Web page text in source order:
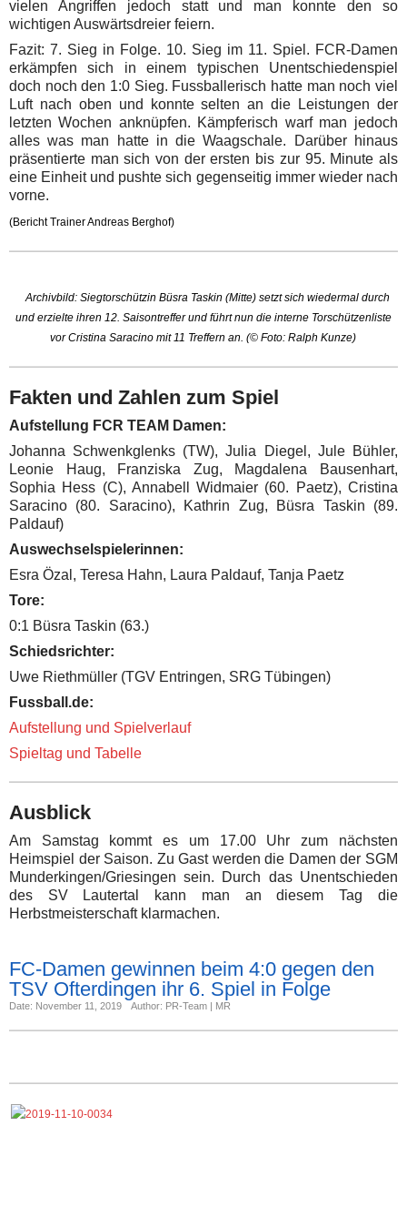
vielen Angriffen jedoch statt und man konnte den so
wichtigen Auswärtsdreier feiern.
Fazit: 7. Sieg in Folge. 10. Sieg im 11. Spiel. FCR-Damen
erkämpfen sich in einem typischen Unentschiedenspiel
doch noch den 1:0 Sieg. Fussballerisch hatte man noch viel
Luft nach oben und konnte selten an die Leistungen der
letzten Wochen anknüpfen. Kämpferisch warf man jedoch
alles was man hatte in die Waagschale. Darüber hinaus
präsentierte man sich von der ersten bis zur 95. Minute als
eine Einheit und pushte sich gegenseitig immer wieder nach
vorne.
(Bericht Trainer Andreas Berghof)
Archivbild: Siegtorschützin Büsra Taskin (Mitte) setzt sich wiedermal durch
und erzielte ihren 12. Saisontreffer und führt nun die interne Torschützenliste
vor Cristina Saracino mit 11 Treffern an. (© Foto: Ralph Kunze)
Fakten und Zahlen zum Spiel
Aufstellung FCR TEAM Damen:
Johanna Schwenkglenks (TW), Julia Diegel, Jule Bühler,
Leonie Haug, Franziska Zug, Magdalena Bausenhart,
Sophia Hess (C), Annabell Widmaier (60. Paetz), Cristina
Saracino (80. Saracino), Kathrin Zug, Büsra Taskin (89.
Paldauf)
Auswechselspielerinnen:
Esra Özal, Teresa Hahn, Laura Paldauf, Tanja Paetz
Tore:
0:1 Büsra Taskin (63.)
Schiedsrichter:
Uwe Riethmüller (TGV Entringen, SRG Tübingen)
Fussball.de:
Aufstellung und Spielverlauf
Spieltag und Tabelle
Ausblick
Am Samstag kommt es um 17.00 Uhr zum nächsten
Heimspiel der Saison. Zu Gast werden die Damen der SGM
Munderkingen/Griesingen sein. Durch das Unentschieden
des SV Lautertal kann man an diesem Tag die
Herbstmeisterschaft klarmachen.
FC-Damen gewinnen beim 4:0 gegen den
TSV Ofterdingen ihr 6. Spiel in Folge
Date: November 11, 2019 Author: PR-Team | MR